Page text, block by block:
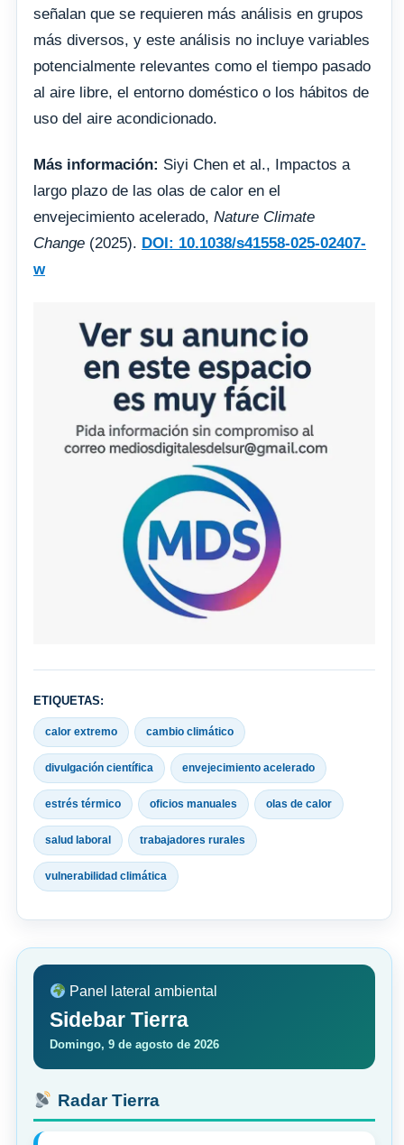
señalan que se requieren más análisis en grupos
más diversos, y este análisis no incluye variables
potencialmente relevantes como el tiempo pasado
al aire libre, el entorno doméstico o los hábitos de
uso del aire acondicionado.
Más información: Siyi Chen et al., Impactos a
largo plazo de las olas de calor en el
envejecimiento acelerado, Nature Climate
Change (2025). DOI: 10.1038/s41558-025-02407-
w
ETIQUETAS:
calor extremo cambio climático
divulgación científica envejecimiento acelerado
estrés térmico oficios manuales olas de calor
salud laboral trabajadores rurales
vulnerabilidad climática
Panel lateral ambiental
Sidebar Tierra
Domingo, 9 de agosto de 2026
Radar Tierra